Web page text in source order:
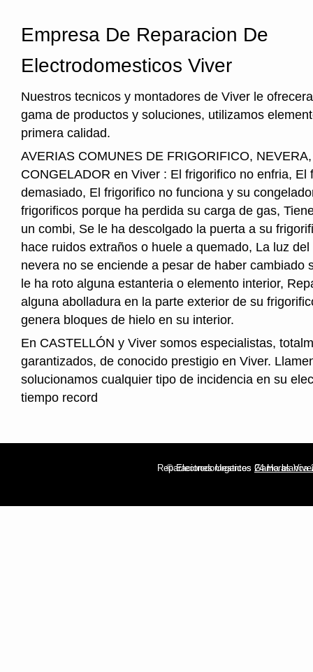
Empresa De Reparacion De
Electrodomesticos Viver
Nuestros tecnicos y montadores de Viver le
gama de productos y soluciones, utilizamos
primera calidad.
AVERIAS COMUNES DE FRIGORIFICO,
CONGELADOR en Viver : El frigorifico no enfria, El
demasiado, El frigorifico no funciona y su
frigorificos porque ha perdida su carga de gas,
un combi, Se le ha descolgado la puerta a su
hace ruidos extraños o huele a quemado, La luz
nevera no se enciende a pesar de haber cambiado
le ha roto alguna estanteria o elemento interior,
alguna abolladura en la parte exterior de su
genera bloques de hielo en su interior.
En CASTELLÓN y Viver somos especialistas,
garantizados, de conocido prestigio en Viver.
solucionamos cualquier tipo de incidencia en su
tiempo record
© Electrodomesticos 24 Horas
Reparaciones Urgentes Gama blanca